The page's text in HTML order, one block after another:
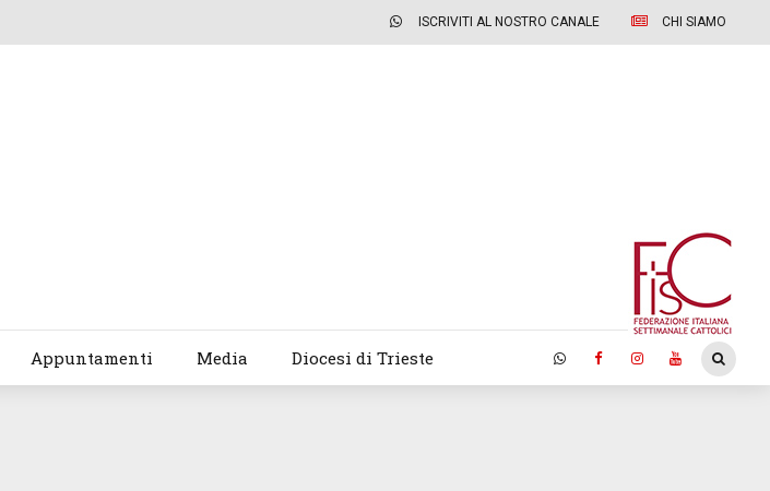
ISCRIVITI AL NOSTRO CANALE CHI SIAMO
Appuntamenti Media Diocesi di Trieste